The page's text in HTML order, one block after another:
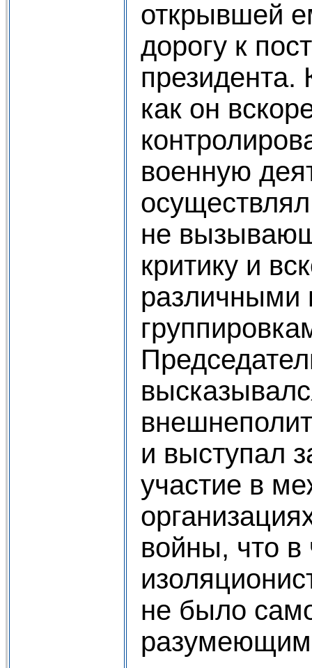
открывшей
дорогу к
президента.
как он
военную
не
критику и
различными
и выступал
участие в
войны, что в
не было